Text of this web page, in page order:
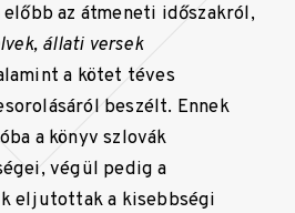
az átmeneti időszakról,
állati versek
a kötet téves
beszélt. Ennek
a könyv szlovák
végül pedig a
eljutottak a kisebbségi